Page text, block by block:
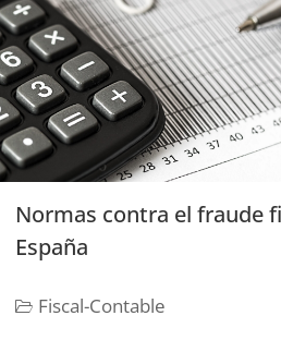
Normas contra el fraude
España
Fiscal-Contable